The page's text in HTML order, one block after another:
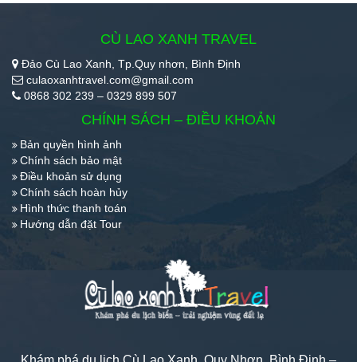
CÙ LAO XANH TRAVEL
Đảo Cù Lao Xanh, Tp.Quy nhơn, Bình Định
culaoxanhtravel.com@gmail.com
0868 302 239 – 0329 899 507
CHÍNH SÁCH – ĐIỀU KHOẢN
Bản quyền hình ảnh
Chính sách bảo mật
Điều khoản sử dụng
Chính sách hoàn hủy
Hình thức thanh toán
Hướng dẫn đặt Tour